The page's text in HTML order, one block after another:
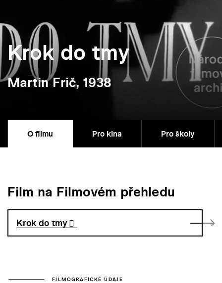
Krok do tmy
Martin Frič, 1938
O filmu Pro kina Pro školy
Film na Filmovém přehledu
Krok do tmy
FILMOGRAFICKÉ ÚDAJE